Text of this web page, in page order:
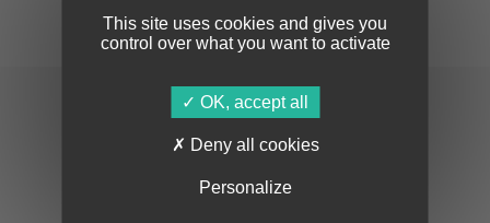
En cochant cette case, j’accepte laPolitique de confidentialité
AU PROGRAMME
This site uses cookies and gives you
control over what you want to activate
OK, accept all
Deny all cookies
Personalize